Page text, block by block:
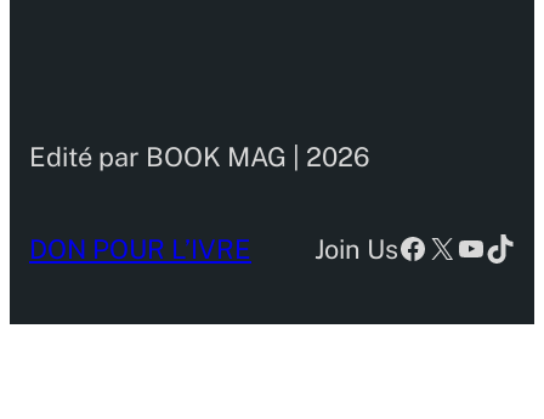
Edité par BOOK MAG | 2026
DON POUR L’IVRE Join UsFacebook
X